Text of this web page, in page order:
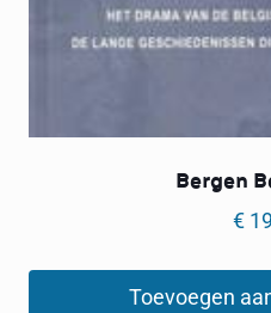
Bergen
€
Toevoegen